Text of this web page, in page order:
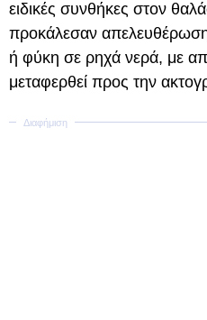
ειδικές συνθήκες στον
προκάλεσαν
ή φύκη σε ρηχά νερά, με
μεταφερθεί προς την